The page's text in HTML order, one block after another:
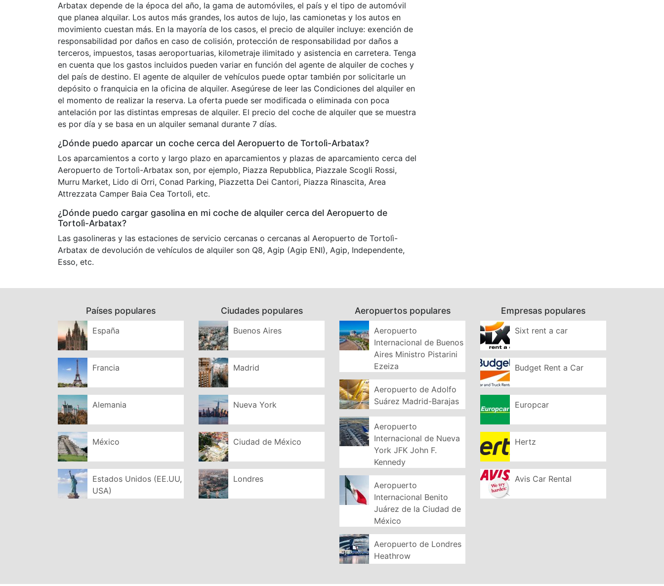
Arbatax depende de la época del año, la gama de automóviles, el país y el tipo de automóvil
que planea alquilar. Los autos más grandes, los autos de lujo, las camionetas y los autos en
movimiento cuestan más. En la mayoría de los casos, el precio de alquiler incluye: exención de
responsabilidad por daños en caso de colisión, protección de responsabilidad por daños a
terceros, impuestos, tasas aeroportuarias, kilometraje ilimitado y asistencia en carretera. Tenga
en cuenta que los gastos incluidos pueden variar en función del agente de alquiler de coches y
del país de destino. El agente de alquiler de vehículos puede optar también por solicitarle un
depósito o franquicia en la oficina de alquiler. Asegúrese de leer las Condiciones del alquiler en
el momento de realizar la reserva. La oferta puede ser modificada o eliminada con poca
antelación por las distintas empresas de alquiler. El precio del coche de alquiler que se muestra
es por día y se basa en un alquiler semanal durante 7 días.
¿Dónde puedo aparcar un coche cerca del Aeropuerto de Tortolì-Arbatax?
Los aparcamientos a corto y largo plazo en aparcamientos y plazas de aparcamiento cerca del
Aeropuerto de Tortolì-Arbatax son, por ejemplo, Piazza Repubblica, Piazzale Scogli Rossi,
Murru Market, Lido di Orri, Conad Parking, Piazzetta Dei Cantori, Piazza Rinascita, Area
Attrezzata Camper Baia Cea Tortolì, etc.
¿Dónde puedo cargar gasolina en mi coche de alquiler cerca del Aeropuerto de
Tortolì-Arbatax?
Las gasolineras y las estaciones de servicio cercanas o cercanas al Aeropuerto de Tortolì-
Arbatax de devolución de vehículos de alquiler son Q8, Agip (Agip ENI), Agip, Independente,
Esso, etc.
Países populares
España
Francia
Alemania
México
Estados Unidos (EE.UU,
USA)
Ciudades populares
Buenos Aires
Madrid
Nueva York
Ciudad de México
Londres
Aeropuertos populares
Aeropuerto
Internacional de Buenos
Aires Ministro Pistarini
Ezeiza
Aeropuerto de Adolfo
Suárez Madrid-Barajas
Aeropuerto
Internacional de Nueva
York JFK John F.
Kennedy
Aeropuerto
Internacional Benito
Juárez de la Ciudad de
México
Aeropuerto de Londres
Heathrow
Empresas populares
Sixt rent a car
Budget Rent a Car
Europcar
Hertz
Avis Car Rental